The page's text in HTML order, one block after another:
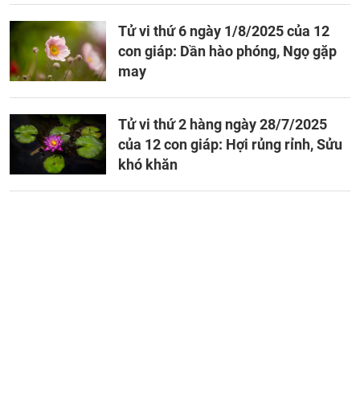
Tử vi thứ 6 ngày 1/8/2025 của 12
con giáp: Dần hào phóng, Ngọ gặp
may
Tử vi thứ 2 hàng ngày 28/7/2025
của 12 con giáp: Hợi rủng rỉnh, Sửu
khó khăn